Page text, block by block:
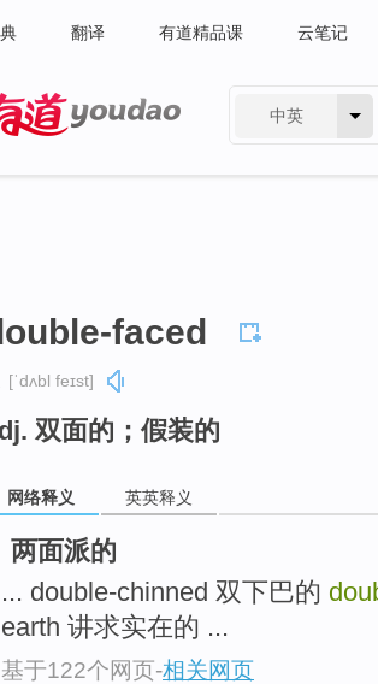
翻译 有道精品课 云笔记
中英
faced
[ˈdʌbl feɪst]
双面的；假装的
网络释义 英英释义
两面派的
... double-chinned 双下巴的
earth 讲求实在的 ...
基于122个网页-相关网页